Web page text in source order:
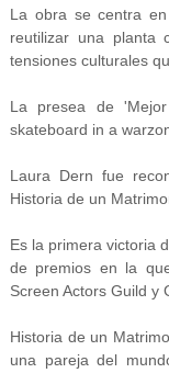
La obra se centra
reutilizar una planta
tensiones culturales
La presea de
skateboard in a
Laura Dern fue
Historia de un
Es la primera victoria
de premios en la
Screen Actors Guild y
Historia de un
una pareja del